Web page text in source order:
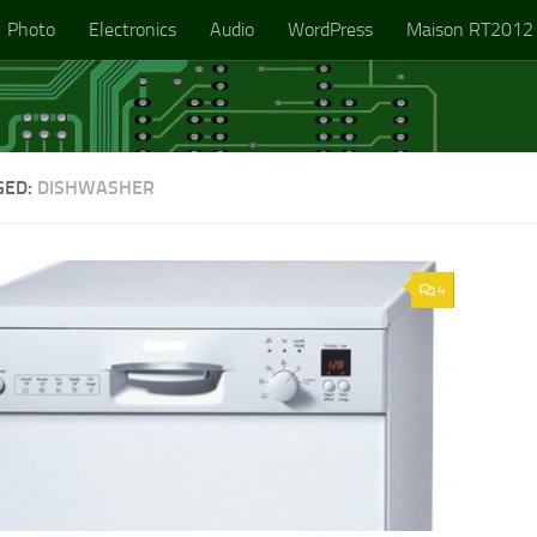
Photo Electronics Audio WordPress Maison RT2012
DISHWASHER
4